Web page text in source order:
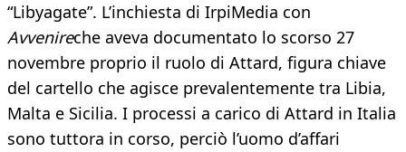
“Libyagate”. L’inchiesta di IrpiMedia con
Avvenireche aveva documentato lo scorso 27
novembre proprio il ruolo di Attard, figura chiave
del cartello che agisce prevalentemente tra Libia,
Malta e Sicilia. I processi a carico di Attard in Italia
sono tuttora in corso, perciò l’uomo d’affari